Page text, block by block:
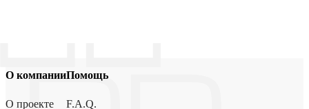
О компании
О проекте
Помощь
F.A.Q.